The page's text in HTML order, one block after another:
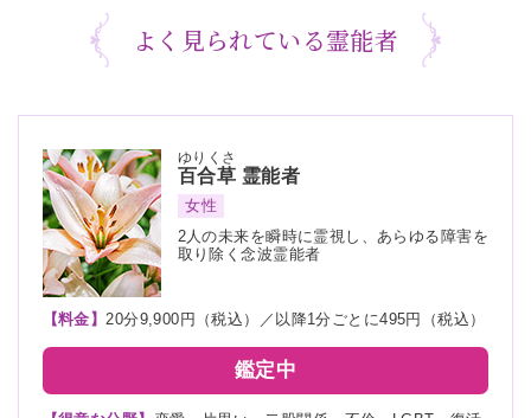
よく見られている霊能者
百合草
ゆりくさ
霊能者
女性
2人の未来を瞬時に霊視し、あらゆる障害を
取り除く念波霊能者
【料金】20分9,900円（税込）／以降1分ごとに495円（税込）
鑑定中